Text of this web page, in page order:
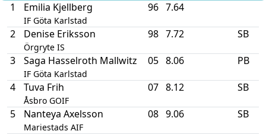
1
Emilia Kjellberg
IF Göta Karlstad
96 7.64
2 Denise Eriksson
Örgryte IS
98 7.72 SB
3 Saga Hasselroth Mallwitz
IF Göta Karlstad
05 8.06 PB
4 Tuva Frih
Åsbro GOIF
07 8.12 SB
5 Nanteya Axelsson
Mariestads AIF
08 9.06 SB